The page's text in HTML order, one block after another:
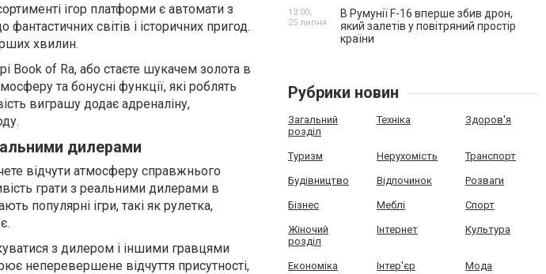
ігор платформи є автомати з
світів і історичних пригод.
хвилин.
Book of Ra, або стаєте шукачем золота в
та бонусні функції, які роблять
виграшу додає адреналіну,
дилерами
відчути атмосферу справжнього
грати з реальними дилерами в
популярні ігри, такі як рулетка,
з дилером і іншими гравцями
неперевершене відчуття присутності,
В Румунії F-16 вперше збив дрон,
який залетів у повітряний простір
країни
13:00,
25 липня
Рубрики новин
Загальний
розділ
Техніка Здоров'я
Туризм Нерухомість Транспорт
Будівництво Відпочинок Розваги
Бізнес Меблі Спорт
Жіночий
розділ
Інтернет Культура
Економіка Інтер'єр Мода